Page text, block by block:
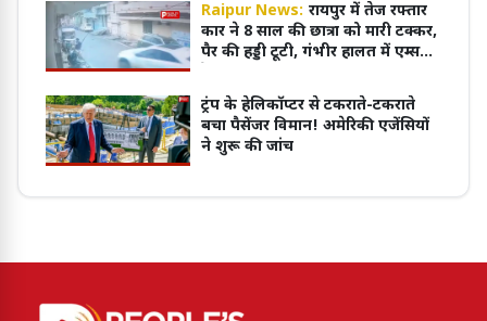
Raipur News: रायपुर में तेज रफ्तार
कार ने 8 साल की छात्रा को मारी टक्कर,
पैर की हड्डी टूटी, गंभीर हालत में एम्स
ट्रंप के हेलिकॉप्टर से टकराते-टकराते
बचा पैसेंजर विमान! अमेरिकी एजेंसियों
ने शुरू की जांच